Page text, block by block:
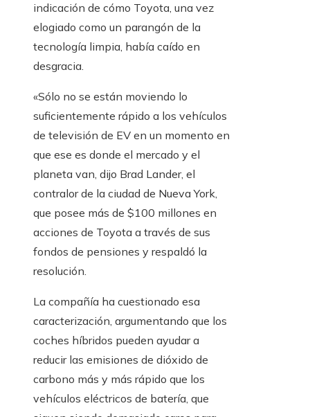
indicación de cómo Toyota, una vez
elogiado como un parangón de la
tecnología limpia, había caído en
desgracia.
«Sólo no se están moviendo lo
suficientemente rápido a los vehículos
de televisión de EV en un momento en
que ese es donde el mercado y el
planeta van, dijo Brad Lander, el
contralor de la ciudad de Nueva York,
que posee más de $100 millones en
acciones de Toyota a través de sus
fondos de pensiones y respaldó la
resolución.
La compañía ha cuestionado esa
caracterización, argumentando que los
coches híbridos pueden ayudar a
reducir las emisiones de dióxido de
carbono más y más rápido que los
vehículos eléctricos de batería, que